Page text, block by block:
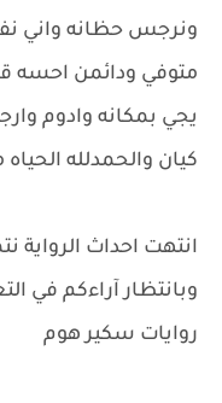
ونرجس حظانه واني
متوفي ودائمن
يجي بمكانه وادوم
كيان والحمدلله
انتهت احداث الرواية
وبانتظار آراءكم في
روايات سكير هوم